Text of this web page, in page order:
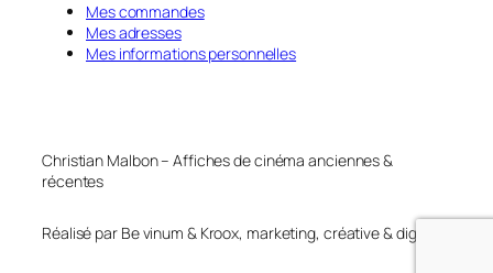
Mes commandes
Mes adresses
Mes informations personnelles
Christian Malbon – Affiches de cinéma anciennes &
récentes
Réalisé par Be vinum & Kroox, marketing, créative & digital